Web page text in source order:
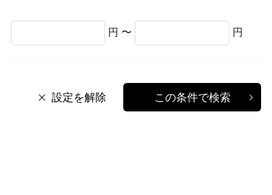
円 〜 円
設定を解除 この条件で検索